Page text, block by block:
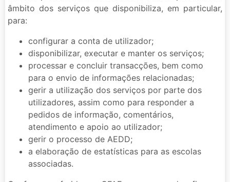
âmbito dos serviços que disponibiliza, em particular,
para:
configurar a conta de utilizador;
disponibilizar, executar e manter os serviços;
processar e concluir transacções, bem como
para o envio de informações relacionadas;
gerir a utilização dos serviços por parte dos
utilizadores, assim como para responder a
pedidos de informação, comentários,
atendimento e apoio ao utilizador;
gerir o processo de AEDD;
a elaboração de estatísticas para as escolas
associadas.